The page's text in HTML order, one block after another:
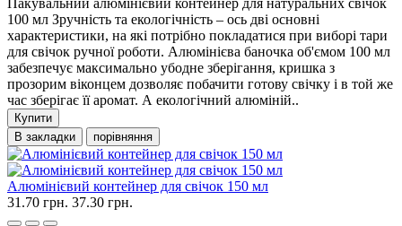
Пакувальний алюмінієвий контейнер для натуральних свічок
100 мл Зручність та екологічність – ось дві основні
характеристики, на які потрібно покладатися при виборі тари
для свічок ручної роботи. Алюмінієва баночка об'ємом 100 мл
забезпечує максимально убодне зберігання, кришка з
прозорим віконцем дозволяє побачити готову свічку і в той же
час зберігає її аромат. А екологічний алюміній..
Купити
В закладки
порівняння
Алюмінієвий контейнер для свічок 150 мл
31.70 грн. 37.30 грн.